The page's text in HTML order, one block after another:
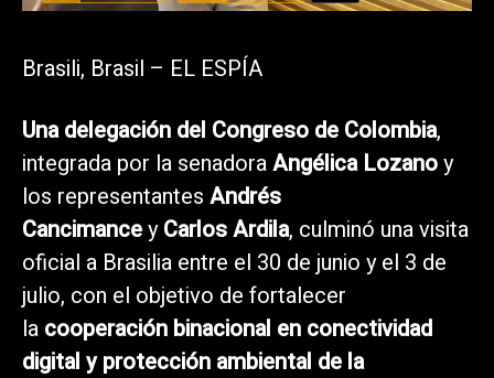
Brasili, Brasil – EL ESPÍA
Una delegación del Congreso de Colombia,
integrada por la senadoraAngélica Lozanoy
los representantes Andrés
CancimanceyCarlos Ardila, culminó una visita
oficial a Brasilia entre el 30 de junio y el 3 de
julio, con el objetivo de fortalecer
la cooperación binacional en conectividad
digital y protección ambiental de la